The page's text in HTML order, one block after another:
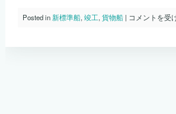
Posted in新標準船,竣工,貨物船 | Ｓ
コメントを受